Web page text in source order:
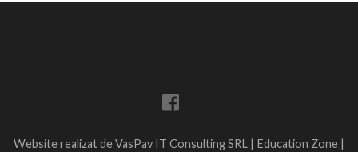
Website realizat de VasPav IT Consulting SRL | Education Zone |